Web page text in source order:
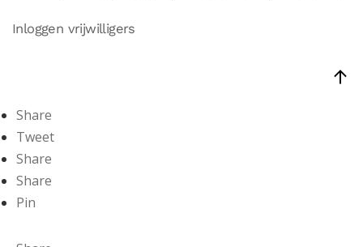
Inloggen vrijwilligers
Share
Tweet
Share
Share
Pin